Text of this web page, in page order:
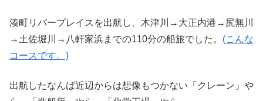
湊町リバープレイスを出航し、木津川→大正内港→尻無川
→土佐堀川→八軒家浜までの110分の船旅でした。 (こんな
コースです。)
出航したなんば近辺からは想像もつかない「クレーン」や